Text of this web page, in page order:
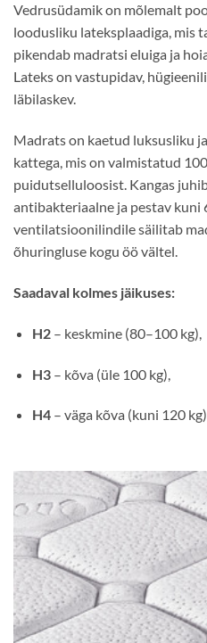
Vedrusüdamik on mõlemalt
loodusliku lateksplaadiga, mis
pikendab madratsi eluiga ja
Lateks on vastupidav,
läbilaskev.
Madrats on kaetud luksusliku
kattega, mis on valmistatud
puidutselluloosist. Kangas
antibakteriaalne ja pestav kuni
ventilatsioonilindile säilitab
õhuringluse kogu öö vältel.
Saadaval kolmes jäikuses:
H2– keskmine (80–100 kg),
H3– kõva (üle 100 kg),
H4– väga kõva (kuni 120